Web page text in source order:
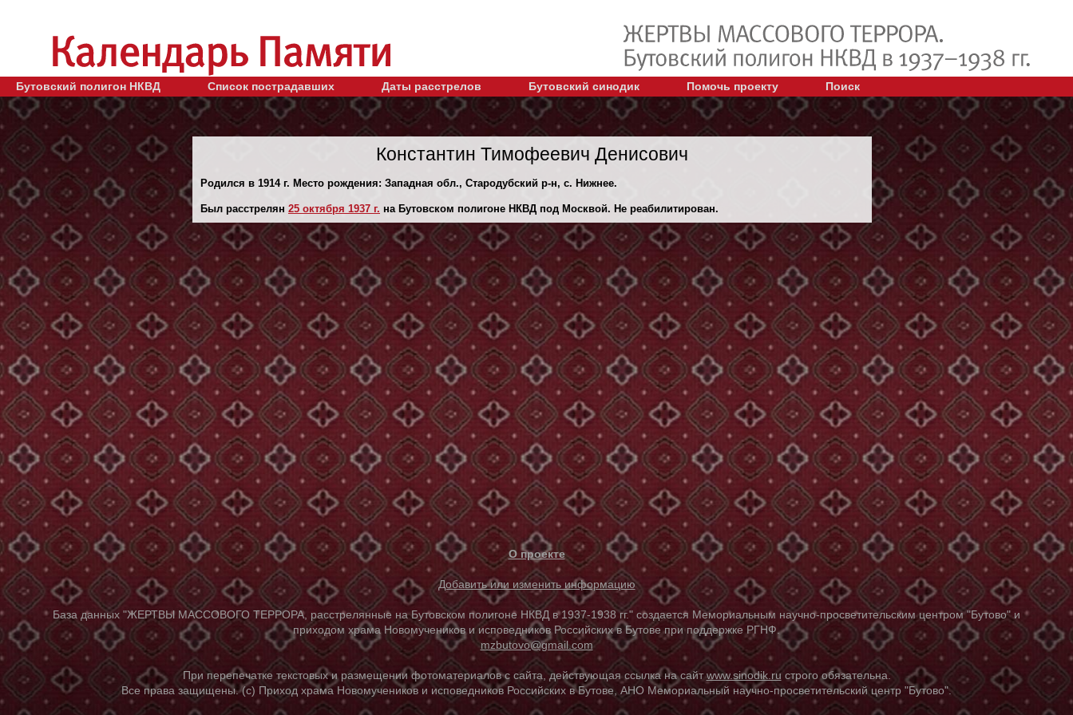
Бутовский полигон НКВД Список пострадавших Даты расстрелов Бутовский синодик Помочь проекту Поиск
Константин Тимофеевич Денисович
Родился в 1914 г. Место рождения: Западная обл., Стародубский р-н, с. Нижнее.
Был расстрелян 25 октября 1937 г. на Бутовском полигоне НКВД под Москвой. Не реабилитирован.
О проекте
Добавить или изменить информацию
База данных "ЖЕРТВЫ МАССОВОГО ТЕРРОРА, расстрелянные на Бутовском полигоне НКВД в 1937-1938 гг." создается Мемориальным научно-просветительским центром "Бутово" и
приходом храма Новомучеников и исповедников Российских в Бутове при поддержке РГНФ.
mzbutovo@gmail.com
При перепечатке текстовых и размещении фотоматериалов с сайта, действующая ссылка на сайтwww.sinodik.ru строго обязательна.
Все права защищены. (с) Приход храма Новомучеников и исповедников Российских в Бутове, АНО Мемориальный научно-просветительский центр "Бутово".